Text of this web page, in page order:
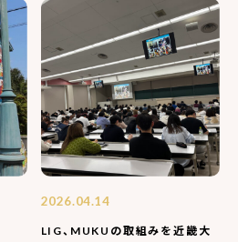
2026.04.14
LIG、MUKUの取組みを近畿大